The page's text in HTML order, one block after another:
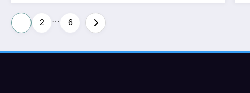
Pagination
2 … 6